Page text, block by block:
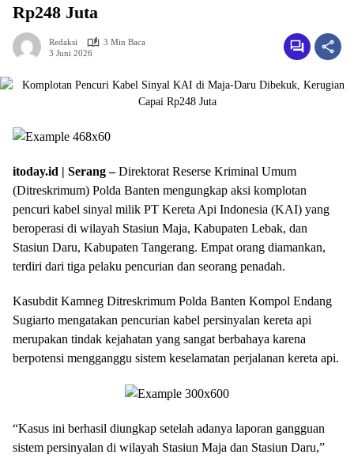
Rp248 Juta
Redaksi
3 Min Baca
3 Juni 2026
itoday.id | Serang –Direktorat Reserse Kriminal Umum
(Ditreskrimum) Polda Banten mengungkap aksi komplotan
pencuri kabel sinyal milik PT Kereta Api Indonesia (KAI) yang
beroperasi di wilayah Stasiun Maja, Kabupaten Lebak, dan
Stasiun Daru, Kabupaten Tangerang. Empat orang diamankan,
terdiri dari tiga pelaku pencurian dan seorang penadah.
Kasubdit Kamneg Ditreskrimum Polda Banten Kompol Endang
Sugiarto mengatakan pencurian kabel persinyalan kereta api
merupakan tindak kejahatan yang sangat berbahaya karena
berpotensi mengganggu sistem keselamatan perjalanan kereta api.
“Kasus ini berhasil diungkap setelah adanya laporan gangguan
sistem persinyalan di wilayah Stasiun Maja dan Stasiun Daru,”